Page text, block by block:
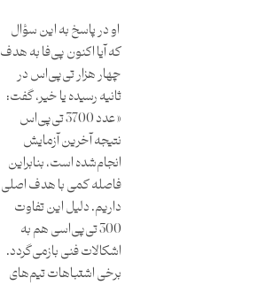
او در پاسخ به این سؤال
که آیا اکنون پی‌فا به هدف
چهار هزار تی‌پی‌اس در
ثانیه رسیده یا خیر، گفت:
«عدد 3700 تی‌پی‌اس
نتیجه آخرین آزمایش
انجام‌شده است، بنابراین
فاصله کمی با هدف اصلی
داریم. دلیل این تفاوت
300 تی‌پی‌‌اسی هم به
اشکالات فنی بازمی‌گردد.
برخی اشتباهات تیم‌های